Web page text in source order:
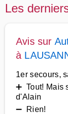
Les
Avis sur
à
1er secours,
➕ Tout! Mais
d'Alain
➖ Rien!